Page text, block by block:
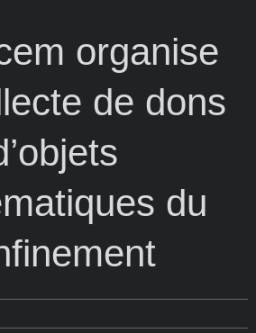
organise
de dons
du